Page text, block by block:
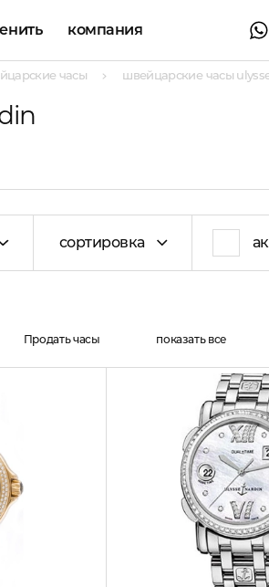
компания
часы швейцарские часы
сортировка
Продать часы показать все